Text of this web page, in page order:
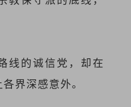
线的诚信党，却在
界深感意外。